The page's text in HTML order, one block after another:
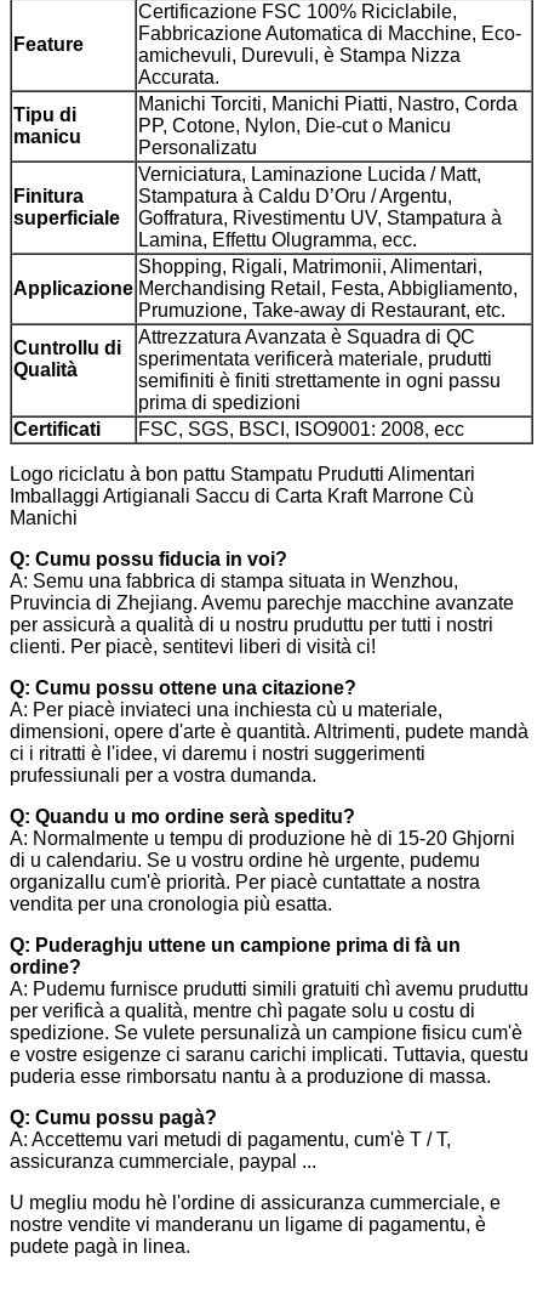
Feature
Certificazione FSC 100% Riciclabile,
Fabbricazione Automatica di Macchine, Eco-
amichevuli, Durevuli, è Stampa Nizza
Accurata.
Tipu di
manicu
Manichi Torciti, Manichi Piatti, Nastro, Corda
PP, Cotone, Nylon, Die-cut o Manicu
Personalizatu
Finitura
superficiale
Verniciatura, Laminazione Lucida / Matt,
Stampatura à Caldu D’Oru / Argentu,
Goffratura, Rivestimentu UV, Stampatura à
Lamina, Effettu Olugramma, ecc.
Applicazione
Shopping, Rigali, Matrimonii, Alimentari,
Merchandising Retail, Festa, Abbigliamento,
Prumuzione, Take-away di Restaurant, etc.
Cuntrollu di
Qualità
Attrezzatura Avanzata è Squadra di QC
sperimentata verificerà materiale, prudutti
semifiniti è finiti strettamente in ogni passu
prima di spedizioni
Certificati
FSC, SGS, BSCI, ISO9001: 2008, ecc
Logo riciclatu à bon pattu Stampatu Prudutti Alimentari
Imballaggi Artigianali Saccu di Carta Kraft Marrone Cù
Manichi
Q: Cumu possu fiducia in voi?
A: Semu una fabbrica di stampa situata in Wenzhou,
Pruvincia di Zhejiang. Avemu parechje macchine avanzate
per assicurà a qualità di u nostru pruduttu per tutti i nostri
clienti. Per piacè, sentitevi liberi di visità ci!
Q: Cumu possu ottene una citazione?
A: Per piacè inviateci una inchiesta cù u materiale,
dimensioni, opere d'arte è quantità. Altrimenti, pudete mandà
ci i ritratti è l'idee, vi daremu i nostri suggerimenti
prufessiunali per a vostra dumanda.
Q: Quandu u mo ordine serà speditu?
A: Normalmente u tempu di produzione hè di 15-20 Ghjorni
di u calendariu. Se u vostru ordine hè urgente, pudemu
organizallu cum'è priorità. Per piacè cuntattate a nostra
vendita per una cronologia più esatta.
Q: Puderaghju uttene un campione prima di fà un
ordine?
A: Pudemu furnisce prudutti simili gratuiti chì avemu pruduttu
per verificà a qualità, mentre chì pagate solu u costu di
spedizione. Se vulete persunalizà un campione fisicu cum'è
e vostre esigenze ci saranu carichi implicati. Tuttavia, questu
puderia esse rimborsatu nantu à a produzione di massa.
Q: Cumu possu pagà?
A: Accettemu vari metudi di pagamentu, cum'è T / T,
assicuranza cummerciale, paypal ...
U megliu modu hè l'ordine di assicuranza cummerciale, e
nostre vendite vi manderanu un ligame di pagamentu, è
pudete pagà in linea.